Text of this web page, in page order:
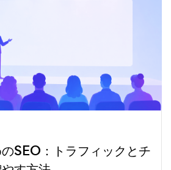
SEO：トラフィックとチ